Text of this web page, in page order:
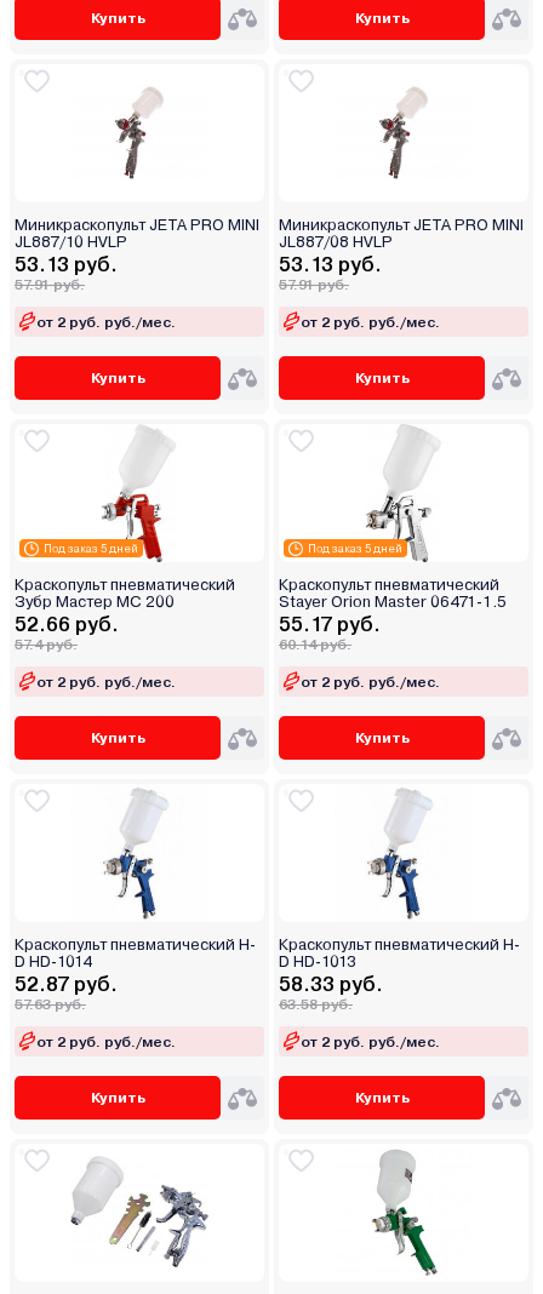
Купить Купить
Миникраскопульт JETA PRO MINI
JL887/10 HVLP
53.13 руб.
57.91 руб.
от 2 руб. руб./мес.
Купить
Миникраскопульт JETA PRO MINI
JL887/08 HVLP
53.13 руб.
57.91 руб.
от 2 руб. руб./мес.
Купить
Под заказ 5 дней
Краскопульт пневматический
Зубр Мастер МС 200
52.66 руб.
57.4 руб.
от 2 руб. руб./мес.
Купить
Под заказ 5 дней
Краскопульт пневматический
Stayer Orion Master 06471-1.5
55.17 руб.
60.14 руб.
от 2 руб. руб./мес.
Купить
Краскопульт пневматический H-
D HD-1014
52.87 руб.
57.63 руб.
от 2 руб. руб./мес.
Купить
Краскопульт пневматический H-
D HD-1013
58.33 руб.
63.58 руб.
от 2 руб. руб./мес.
Купить